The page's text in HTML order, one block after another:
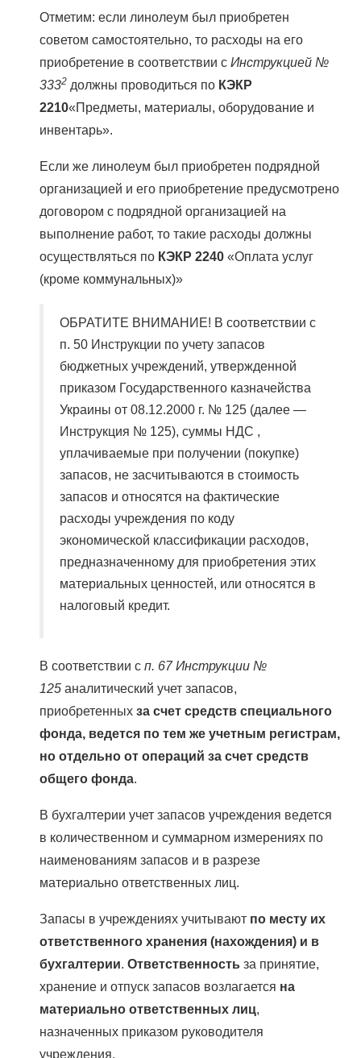
Отметим: если линолеум был приобретен
советом самостоятельно, то расходы на его
приобретение в соответствии с Инструкцией №
3332 должны проводиться по КЭКР
2210«Предметы, материалы, оборудование и
инвентарь».
Если же линолеум был приобретен подрядной
организацией и его приобретение предусмотрено
договором с подрядной организацией на
выполнение работ, то такие расходы должны
осуществляться по КЭКР 2240 «Оплата услуг
(кроме коммунальных)»
ОБРАТИТЕ ВНИМАНИЕ! В соответствии с
п. 50 Инструкции по учету запасов
бюджетных учреждений, утвержденной
приказом Государственного казначейства
Украины от 08.12.2000 г. № 125 (далее —
Инструкция № 125), суммы НДС ,
уплачиваемые при получении (покупке)
запасов, не засчитываются в стоимость
запасов и относятся на фактические
расходы учреждения по коду
экономической классификации расходов,
предназначенному для приобретения этих
материальных ценностей, или относятся в
налоговый кредит.
В соответствии с п. 67 Инструкции №
125 аналитический учет запасов,
приобретенных за счет средств специального
фонда, ведется по тем же учетным регистрам,
но отдельно от операций за счет средств
общего фонда.
В бухгалтерии учет запасов учреждения ведется
в количественном и суммарном измерениях по
наименованиям запасов и в разрезе
материально ответственных лиц.
Запасы в учреждениях учитывают по месту их
ответственного хранения (нахождения) и в
бухгалтерии. Ответственность за принятие,
хранение и отпуск запасов возлагается на
материально ответственных лиц,
назначенных приказом руководителя
учреждения.